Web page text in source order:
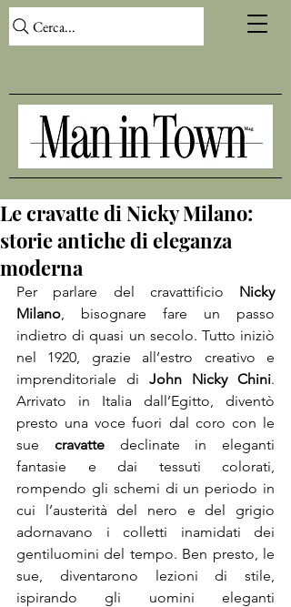
Cerca...
Le cravatte di Nicky Milano:
storie antiche di eleganza
moderna
Per parlare del cravattificio Nicky
Milano, bisognare fare un passo
indietro di quasi un secolo. Tutto iniziò
nel 1920, grazie all’estro creativo e
imprenditoriale di John Nicky Chini.
Arrivato in Italia dall’Egitto, diventò
presto una voce fuori dal coro con le
sue cravatte declinate in eleganti
fantasie e dai tessuti colorati,
rompendo gli schemi di un periodo in
cui l’austerità del nero e del grigio
adornavano i colletti inamidati dei
gentiluomini del tempo. Ben presto, le
sue, diventarono lezioni di stile,
ispirando gli uomini eleganti